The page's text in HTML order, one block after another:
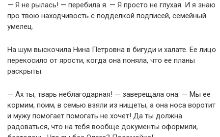
— Я не рылась! — перебила я. — Я просто не глухая. И я знаю
про твою находчивость с подделкой подписей, семейный
умелец.
На шум выскочила Нина Петровна в бигуди и халате. Ее лицо
перекосило от ярости, когда она поняла, что ее планы
раскрыты.
— Ах ты, тварь неблагодарная! — заверещала она. — Мы ее
кормим, поим, в семью взяли из нищеты, а она носа воротит
и мужу помогает помогать не хочет! Да ты должна
радоваться, что на тебя вообще документы оформили,